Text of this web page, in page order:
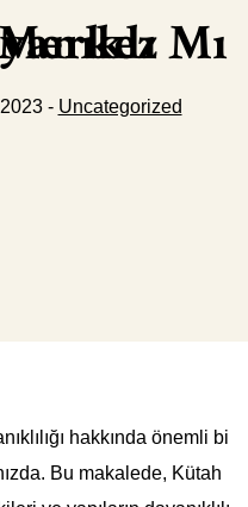
Dayanıklı Mı
- Uncategorized
hakkında önemli bi
Bu makalede, Kütah